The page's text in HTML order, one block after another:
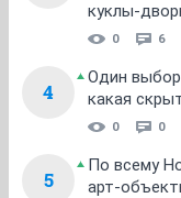
куклы-
0 6
4
Один выбор
какая
0 0
5
По всему
арт-